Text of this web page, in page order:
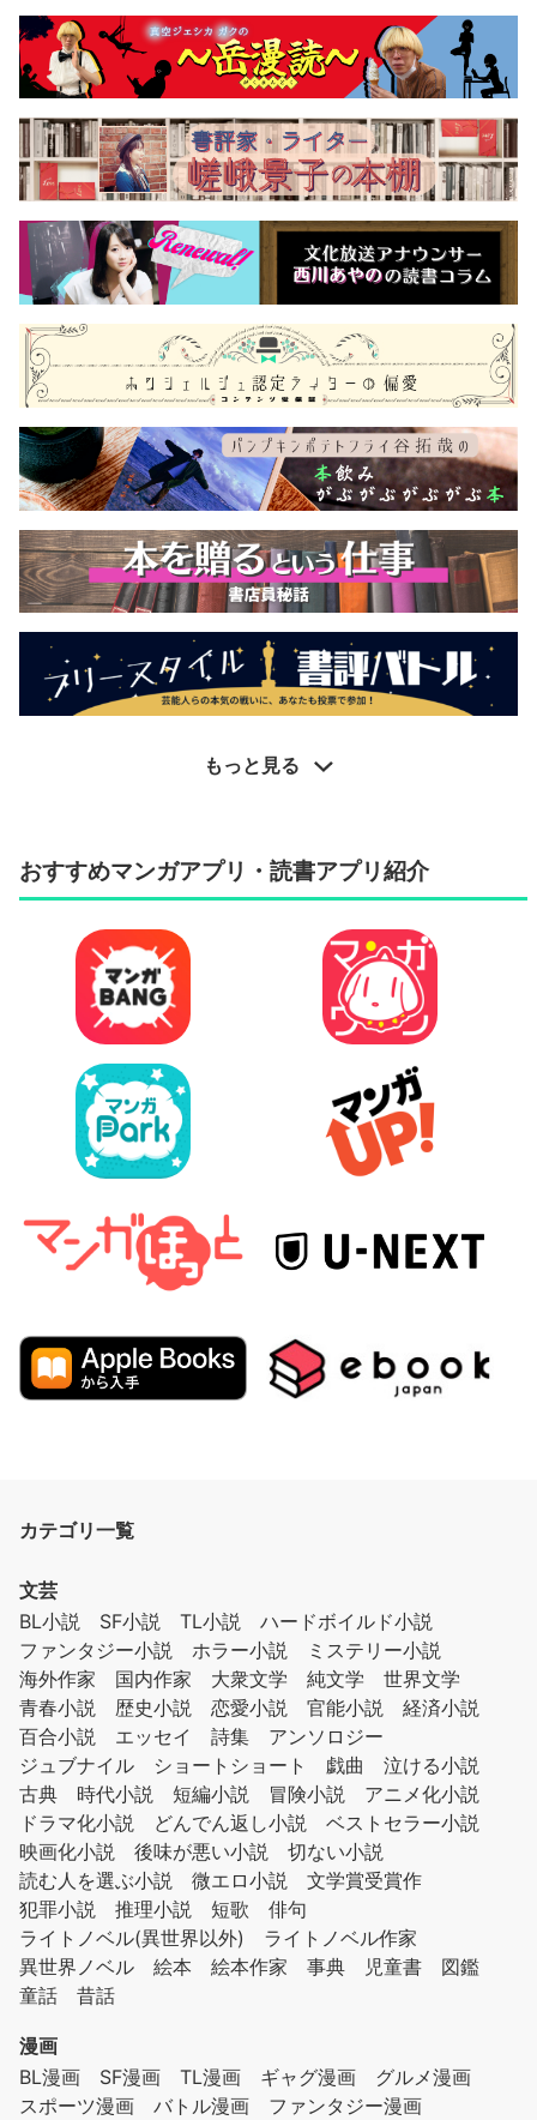
もっと見る
おすすめマンガアプリ・読書アプリ紹介
カテゴリ一覧
文芸
BL小説
SF小説 TL小説
ハードボイルド小説
ファンタジー小説
ホラー小説
ミステリー小説
海外作家
国内作家 大衆文学 純文学
世界文学
青春小説
歴史小説 恋愛小説 官能小説
経済小説
百合小説
エッセイ 詩集
アンソロジー
ジュブナイル
ショートショート 戯曲
泣ける小説
古典
時代小説 短編小説 冒険小説
アニメ化小説
ドラマ化小説
どんでん返し小説
ベストセラー小説
映画化小説
後味が悪い小説
切ない小説
読む人を選ぶ小説
微エロ小説
文学賞受賞作
犯罪小説
推理小説 短歌
俳句
ライトノベル(異世界以外)
ライトノベル作家
異世界ノベル
絵本 絵本作家 事典 児童書
図鑑
童話
昔話
漫画
BL漫画
SF漫画 TL漫画 ギャグ漫画
グルメ漫画
スポーツ漫画
バトル漫画
ファンタジー漫画